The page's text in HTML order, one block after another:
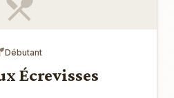
Débutant
Écrevisses